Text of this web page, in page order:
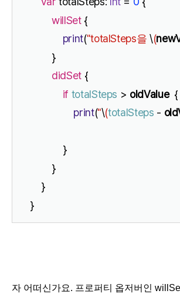
willSet {
print("totalSteps을 \(
}
didSet {
if totalSteps > oldValue {
print("\(totalSteps -
}
}
}
}
자 어떠신가요. 프로퍼티 옵저버인